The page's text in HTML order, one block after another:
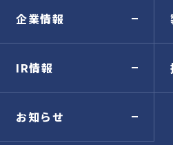
企業情報
IR情報
お知らせ